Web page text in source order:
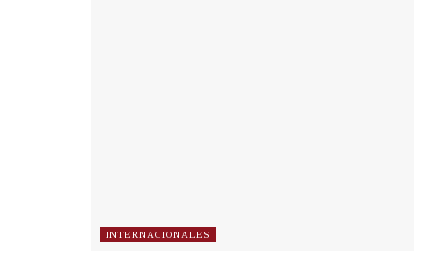
INTERNACIONALES